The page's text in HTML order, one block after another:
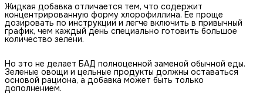
Жидкая добавка отличается тем, что содержит
концентрированную форму хлорофиллина. Ее проще
дозировать по инструкции и легче включить в привычный
график, чем каждый день специально готовить большое
количество зелени.
Но это не делает БАД полноценной заменой обычной еды.
Зеленые овощи и цельные продукты должны оставаться
основой рациона, а добавка может быть только
дополнением.